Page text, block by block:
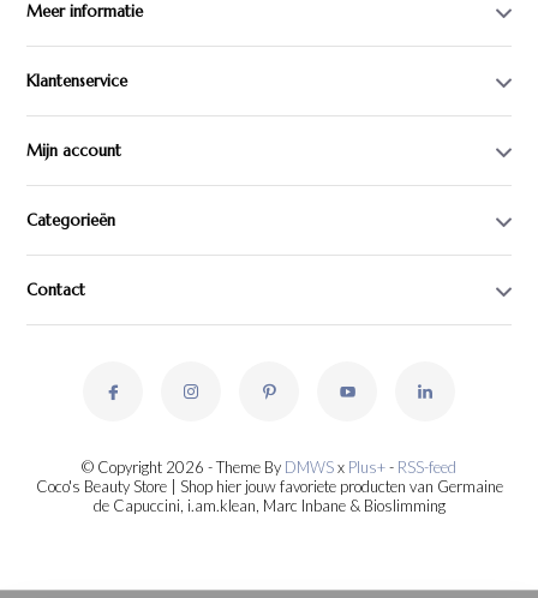
Meer informatie
Klantenservice
Mijn account
Categorieën
Contact
© Copyright 2026 - Theme By DMWSx Plus+- RSS-feed
Coco's Beauty Store | Shop hier jouw favoriete producten van Germaine
de Capuccini, i.am.klean, Marc Inbane & Bioslimming